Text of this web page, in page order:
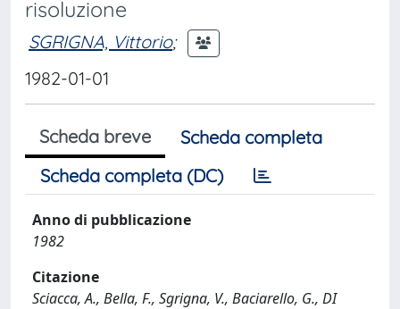
risoluzione
SGRIGNA, Vittorio;
1982-01-01
Scheda breve
Scheda completa
Scheda completa (DC)
Anno di pubblicazione
1982
Citazione
Sciacca, A., Bella, F., Sgrigna, V., Baciarello, G., DI